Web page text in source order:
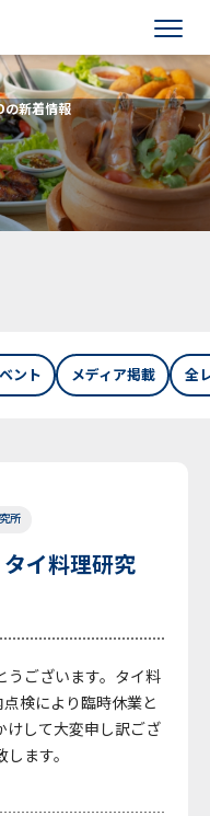
新着情報
ント メディア掲載 全
所
タイ料理研究
うございます。タイ料
検により臨時休業と
けして大変申し訳ござ
ます。